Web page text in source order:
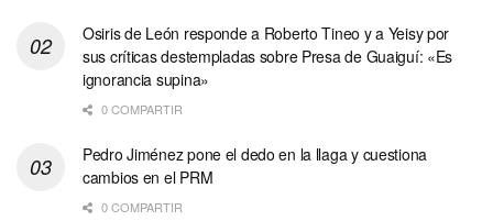
Osiris de León responde a Roberto Tineo y a Yeisy por
sus críticas destempladas sobre Presa de Guaiguí: «Es
ignorancia supina»
0 COMPARTIR
Pedro Jiménez pone el dedo en la llaga y cuestiona
cambios en el PRM
0 COMPARTIR